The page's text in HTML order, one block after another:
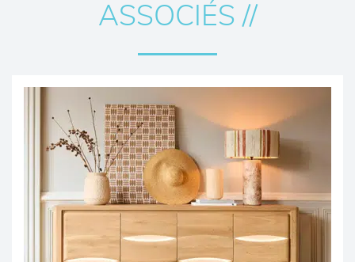
ASSOCIÉS //